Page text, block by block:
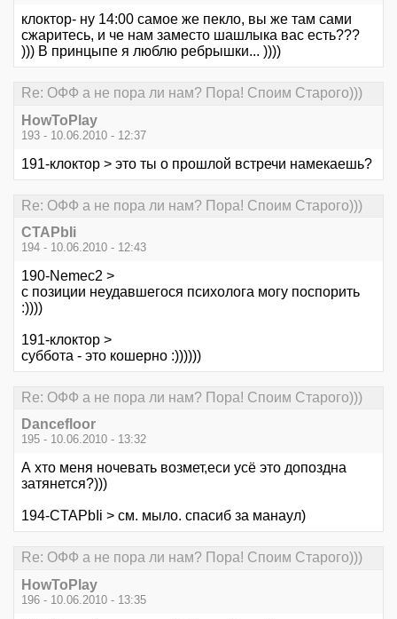
клоктор- ну 14:00 самое же пекло, вы же там сами
сжаритесь, и че нам заместо шашлыка вас есть???
))) В принцыпе я люблю ребрышки... ))))
Re: ОФФ а не пора ли нам? Пора! Споим Старого)))
HowToPlay
193 - 10.06.2010 - 12:37
191-клоктор > это ты о прошлой встречи намекаешь?
Re: ОФФ а не пора ли нам? Пора! Споим Старого)))
CTAPbIi
194 - 10.06.2010 - 12:43
190-Nemec2 >
с позиции неудавшегося психолога могу поспорить
:))))
191-клоктор >
суббота - это кошерно :))))))
Re: ОФФ а не пора ли нам? Пора! Споим Старого)))
Dancefloor
195 - 10.06.2010 - 13:32
А хто меня ночевать возмет,еси усё это допоздна
затянется?)))
194-CTAPbIi > см. мыло. спасиб за манаул)
Re: ОФФ а не пора ли нам? Пора! Споим Старого)))
HowToPlay
196 - 10.06.2010 - 13:35